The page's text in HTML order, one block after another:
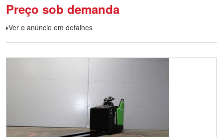
Preço sob demanda
Ver o anúncio em detalhes